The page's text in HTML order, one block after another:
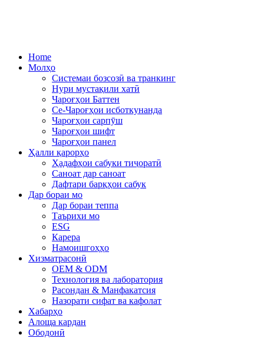
Home
Молҳо
Системаи бозсозӣ ва транкинг
Нури мустақили хатӣ
Чароғҳои Баттен
Се-Чароғҳои исботкунанда
Чароғҳои сарпӯш
Чароғҳои шифт
Чароғҳои панел
Ҳалли қарорҳо
Ҳадафҳои сабуки тиҷоратӣ
Саноат дар саноат
Дафтари барқҳои сабук
Дар бораи мо
Дар бораи теппа
Таърихи мо
ESG
Карера
Намоишгоҳҳо
Хизматрасонӣ
OEM & ODM
Технология ва лаборатория
Расондан & Манфакатсия
Назорати сифат ва кафолат
Хабарҳо
Алоща кардан
Ободонӣ